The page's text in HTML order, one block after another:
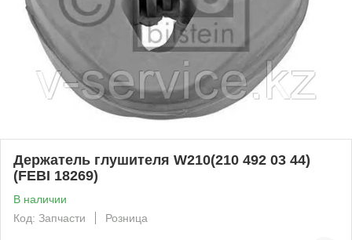
Держатель глушителя W210(210 492 03 44)
(FEBI 18269)
В наличии
Код: Запчасти
Розница